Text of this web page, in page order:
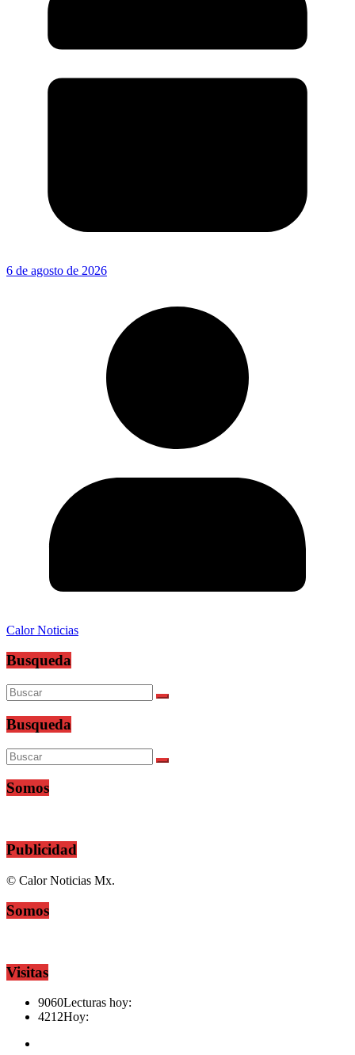
6 de agosto de 2026
Calor Noticias
Busqueda
Busqueda
Somos
Publicidad
© Calor Noticias Mx.
Somos
Visitas
9060Lecturas hoy:
4212Hoy: